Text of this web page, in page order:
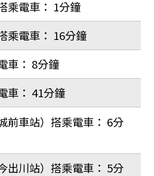
乘電車： 1分鐘
乘電車： 16分鐘
車： 8分鐘
車： 41分鐘
前車站）搭乘電車： 6分
出川站）搭乘電車： 5分